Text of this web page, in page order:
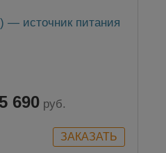
— источник питания
690 руб.